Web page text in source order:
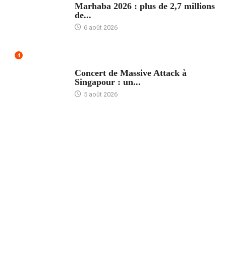
Marhaba 2026 : plus de 2,7 millions
de...
6 août 2026
4
Concert de Massive Attack à
Singapour : un...
5 août 2026